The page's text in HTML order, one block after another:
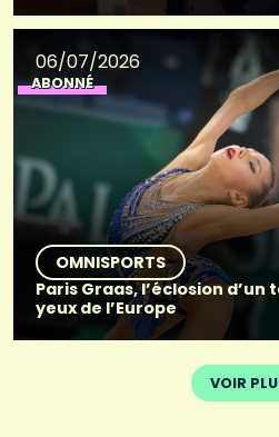
06/07/2026
ABONNÉ
OMNISPORTS
Paris Graas, l’éclosion d’un
yeux de l’Europe
VOIR